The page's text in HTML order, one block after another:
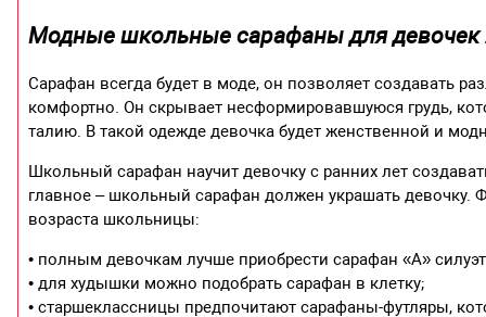
Модные школьные сарафаны для девочек
Сарафан всегда будет в моде, он позволяет создавать
комфортно. Он скрывает несформировавшуюся грудь,
талию. В такой одежде девочка будет женственной и
Школьный сарафан научит девочку с ранних лет
главное – школьный сарафан должен украшать девочку.
возраста школьницы:
• полным девочкам лучше приобрести сарафан «А»
• для худышки можно подобрать сарафан в клетку;
• старшеклассницы предпочитают сарафаны-футляры,